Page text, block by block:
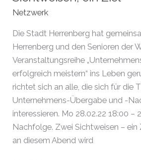
Netzwerk
Die Stadt Herrenberg hat
Herrenberg und den Senioren der
Veranstaltungsreihe
erfolgreich meistern“ ins Leben
richtet sich an alle, die sich für die
Unternehmens-Übergabe und -
interessieren. Mo 28.02.22 18:00 –
Nachfolge. Zwei Sichtweisen –
an diesem Abend wird